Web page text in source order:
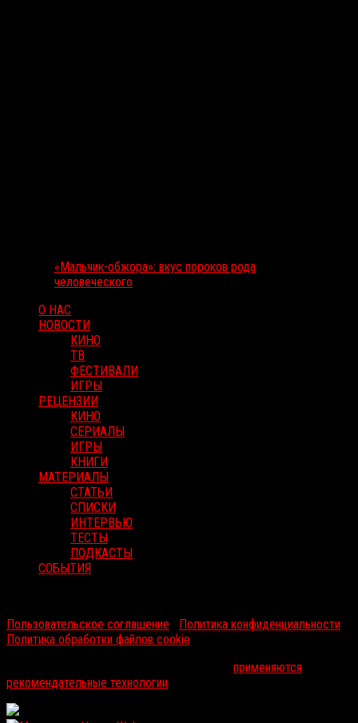
«Мальчик-обжора»: вкус пороков рода
человеческого
О НАС
НОВОСТИ
КИНО
ТВ
ФЕСТИВАЛИ
ИГРЫ
РЕЦЕНЗИИ
КИНО
СЕРИАЛЫ
ИГРЫ
КНИГИ
МАТЕРИАЛЫ
СТАТЬИ
СПИСКИ
ИНТЕРВЬЮ
ТЕСТЫ
ПОДКАСТЫ
СОБЫТИЯ
Пользовательское соглашение
Политика конфиденциальности
Политика обработки файлов cookie
применяются
рекомендательные технологии